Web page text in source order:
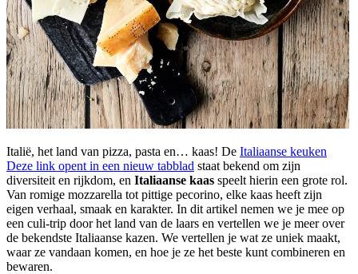
Italië, het land van pizza, pasta en… kaas! De Italiaanse keuken
Deze link opent in een nieuw tabblad staat bekend om zijn
diversiteit en rijkdom, en Italiaanse kaas speelt hierin een grote rol.
Van romige mozzarella tot pittige pecorino, elke kaas heeft zijn
eigen verhaal, smaak en karakter. In dit artikel nemen we je mee op
een culi-trip door het land van de laars en vertellen we je meer over
de bekendste Italiaanse kazen. We vertellen je wat ze uniek maakt,
waar ze vandaan komen, en hoe je ze het beste kunt combineren en
bewaren.